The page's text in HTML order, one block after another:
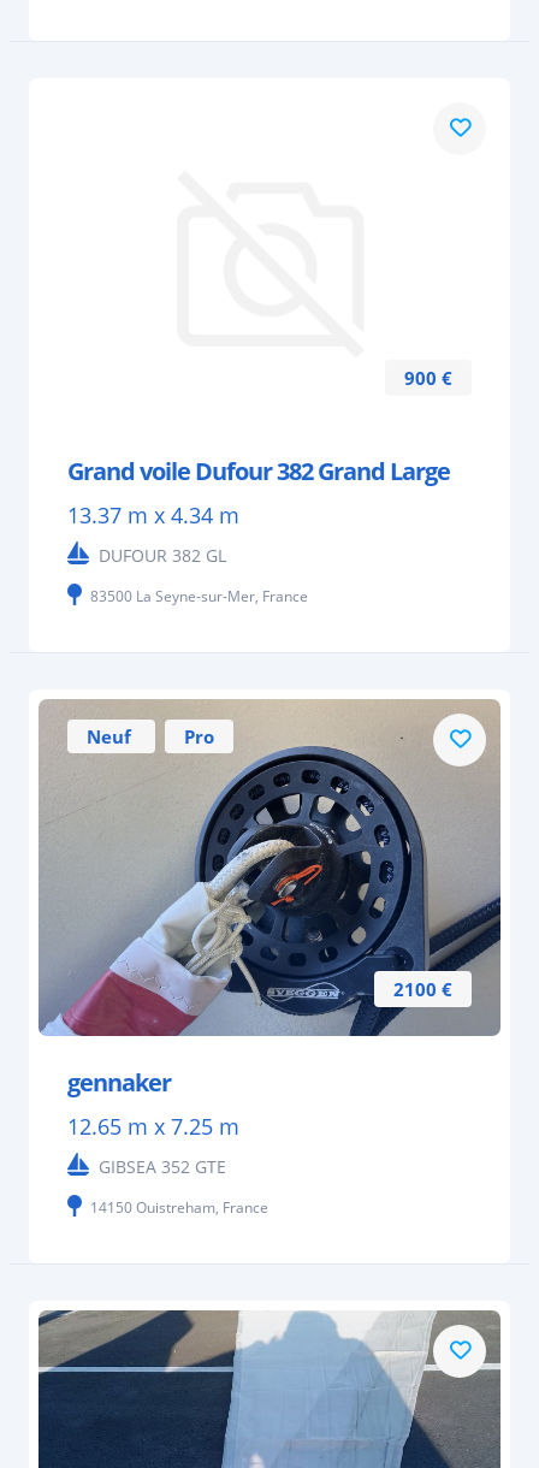
900 €
Grand voile Dufour 382 Grand Large
13.37 m x 4.34 m
DUFOUR 382 GL
83500 La Seyne-sur-Mer, France
2100 €
Neuf Pro
gennaker
12.65 m x 7.25 m
GIBSEA 352 GTE
14150 Ouistreham, France